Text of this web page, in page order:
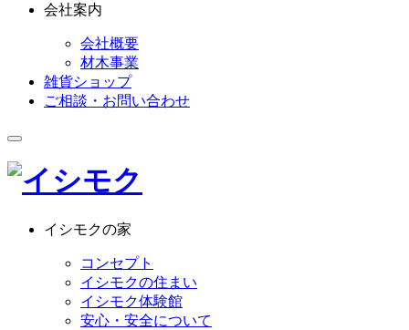
会社案内
会社概要
材木事業
雑貨ショップ
ご相談・お問い合わせ
イシモクの家
コンセプト
イシモクの住まい
イシモク体験館
安心・安全について